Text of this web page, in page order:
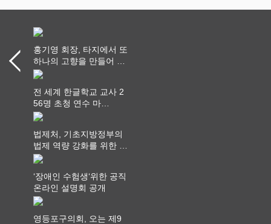
홍기영 회장, 타지에서 또
하나의 고향을 만들어 가
다
전 세계 한글학교 교사 2
56명 초청 연수 마
쳐...“수업은 더 깊게, 교
법제처, 기초지방정부의
법제 역량 강화를 위한 전
라권 현장설명회 개최
‘장애인 수험생‘위한 공직
온라인 설명회 공개
영등포구의회, 오는 제9